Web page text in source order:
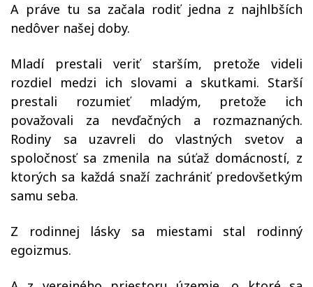
A práve tu sa začala rodiť jedna z najhlbších
nedôver našej doby.
Mladí prestali veriť starším, pretože videli
rozdiel medzi ich slovami a skutkami. Starší
prestali rozumieť mladým, pretože ich
považovali za nevďačných a rozmaznaných.
Rodiny sa uzavreli do vlastných svetov a
spoločnosť sa zmenila na súťaž domácností, z
ktorých sa každá snaží zachrániť predovšetkým
samu seba.
Z rodinnej lásky sa miestami stal rodinný
egoizmus.